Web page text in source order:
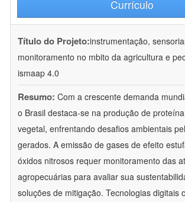
Currículo
Título do Projeto:instrumentação,
monitoramento no mbito da agricultura e
ismaap 4.0
Resumo: Com a crescente demanda
o Brasil destaca-se na produção de
vegetal, enfrentando desafios ambientais
gerados. A emissão de gases de efeito
óxidos nitrosos requer monitoramento das
agropecuárias para avaliar sua
soluções de mitigação. Tecnologias digitais